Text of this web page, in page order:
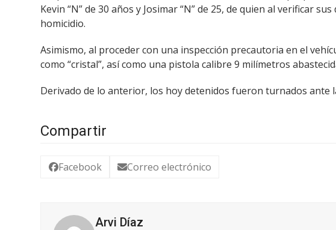
Kevin “N” de 30 años y Josimar “N” de 25, de quien al verificar
homicidio.
Asimismo, al proceder con una inspección precautoria en el
como “cristal”, así como una pistola calibre 9 milímetros
Derivado de lo anterior, los hoy detenidos fueron turnados ante
Compartir
Facebook Correo electrónico
Arvi Díaz